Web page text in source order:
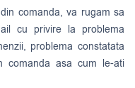
comanda, va rugam sa
cu privire la problema
problema constatata
comanda asa cum le-ati